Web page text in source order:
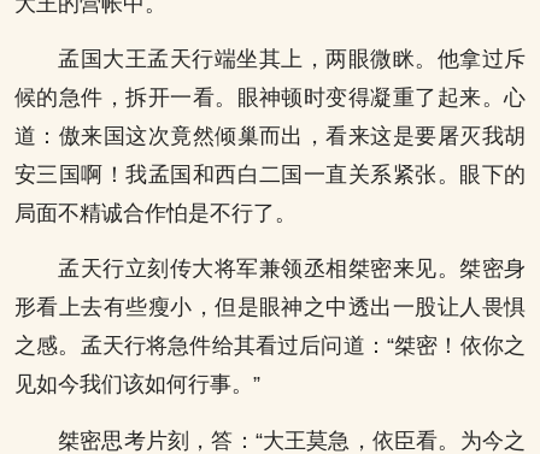
孟国大王孟天行端坐其上，两眼微眯。他拿过斥
候的急件，拆开一看。眼神顿时变得凝重了起来。心
道：傲来国这次竟然倾巢而出，看来这是要屠灭我胡
安三国啊！我孟国和西白二国一直关系紧张。眼下的
局面不精诚合作怕是不行了。
孟天行立刻传大将军兼领丞相桀密来见。桀密身
形看上去有些瘦小，但是眼神之中透出一股让人畏惧
之感。孟天行将急件给其看过后问道：“桀密！依你之
见如今我们该如何行事。”
桀密思考片刻，答：“大王莫急，依臣看。为今之